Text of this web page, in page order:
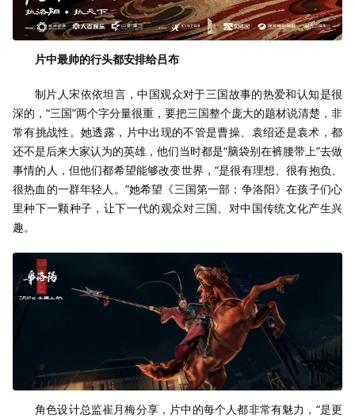
片中最帅的行头都安排给吕布
制片人宋依依坦言，中国观众对于三国故事的热爱和认知是很
深的，“三国”两个字分量很重，要把三国整个庞大的题材说清楚，非
常有挑战性。她透露，片中出现的不管是曹操、袁绍还是袁术，都
还不是后来大家认为的英雄，他们当时都是“脑袋别在裤腰带上”去做
事情的人，但他们都希望能够改变世界，“是很有理想、很有抱负、
很热血的一群年轻人。”她希望《三国第一部：争洛阳》在孩子们心
里种下一颗种子，让下一代的观众对三国、对中国传统文化产生兴
趣。
角色设计总监崔月梅分享，片中的每个人都非常有魅力，“是更